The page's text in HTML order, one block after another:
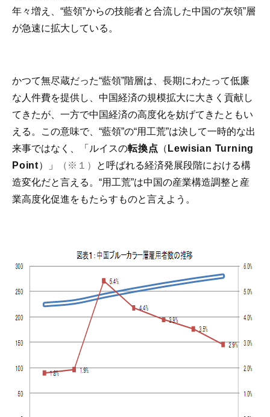
年々増え、“藍領”からの技能者と合流した中国の“灰領”層
が急速に拡大している。
かつて無尽蔵だった“藍領”階層は、長期にわたって低廉
な人件費を提供し、中国経済の規模拡大に大きく貢献し
てきたが、一方で中国経済の高度化を妨げてきたともい
える。この意味で、“藍領”の“用工荒”は決して一時的な出
来事ではなく、「ルイスの転換点 （ Lewisian Turning
Point）」 （※１）
と呼ばれる経済発展段階における構
造変化だと言える。“用工荒”は中国の産業構造調整と産
業高度化促進をもたらすものと言えよう。